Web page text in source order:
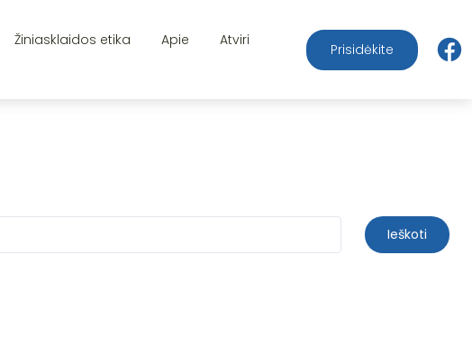
Žiniasklaidos etika Apie
Atviri
Prisidėkite
Ieškoti